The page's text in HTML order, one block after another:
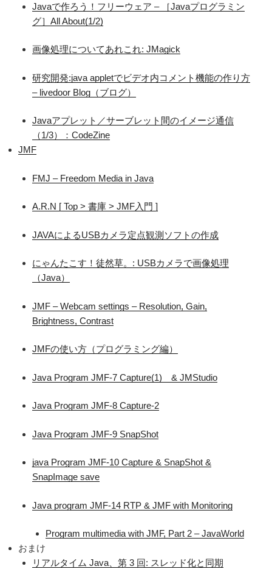
Javaで作ろう！フリーウェア – ［Javaプログラミン
グ］All About(1/2)
画像処理についてあれこれ: JMagick
研究開発:java appletでビデオ内コメント機能の作り方
– livedoor Blog（ブログ）
Javaアプレット／サーブレット間のイメージ通信
（1/3）：CodeZine
JMF
FMJ – Freedom Media in Java
A.R.N [ Top > 書庫 > JMF入門 ]
JAVAによるUSBカメラ定点観測ソフトの作成
にゃんたこす！徒然草。: USBカメラで画像処理
（Java）
JMF – Webcam settings – Resolution, Gain,
Brightness, Contrast
JMFの使い方（プログラミング編）
Java Program JMF-7 Capture(1) & JMStudio
Java Program JMF-8 Capture-2
Java Program JMF-9 SnapShot
java Program JMF-10 Capture & SnapShot &
SnapImage save
Java program JMF-14 RTP & JMF with Monitoring
Program multimedia with JMF, Part 2 – JavaWorld
おまけ
リアルタイム Java、第 3 回: スレッド化と同期